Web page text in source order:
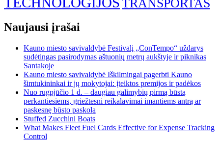
TRANSPORTAS
Naujausi įrašai
Kauno miesto savivaldybė Festivalį „ConTempo“ uždarys
sudėtingas pasirodymas aštuonių metrų aukštyje ir piknikas
Santakoje
Kauno miesto savivaldybė Iškilmingai pagerbti Kauno
šimtukininkai ir jų mokytojai: įteiktos premijos ir padėkos
Nuo rugpjūčio 1 d. – daugiau galimybių pirmą būstą
perkantiesiems, griežtesni reikalavimai imantiems antrą ar
paskesnę būsto paskolą
Stuffed Zucchini Boats
What Makes Fleet Fuel Cards Effective for Expense Tracking
Control